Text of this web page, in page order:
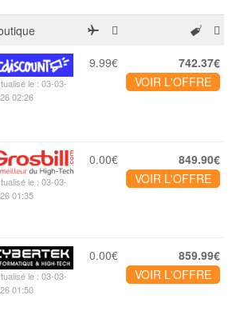
le : 03-03-
02:26
9.99€
742.37€
VOIR L'OFFRE
le : 03-03-
01:35
0.00€
849.90€
VOIR L'OFFRE
le : 03-03-
01:50
0.00€
859.99€
VOIR L'OFFRE